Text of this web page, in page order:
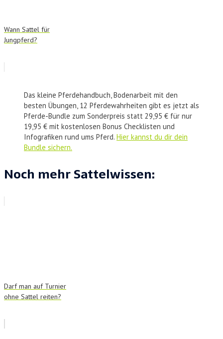
Wann Sattel für
Jungpferd?
Das kleine Pferdehandbuch, Bodenarbeit mit den
besten Übungen, 12 Pferdewahrheiten gibt es jetzt als
Pferde-Bundle zum Sonderpreis statt 29,95 € für nur
19,95 € mit kostenlosen Bonus Checklisten und
Infografiken rund ums Pferd. Hier kannst du dir dein
Bundle sichern.
Noch mehr Sattelwissen:
Darf man auf Turnier
ohne Sattel reiten?